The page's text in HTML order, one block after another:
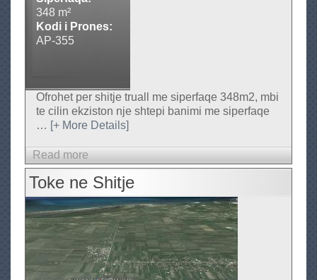
e
b
a
n
a
P
r
e
s
348 m²
Kodi i Prones:
AP-355
Ofrohet per shitje truall me siperfaqe 348m2, mbi
te cilin ekziston nje shtepi banimi me siperfaqe
… [+ More Details]
Read more
b
o
u
t
o
k
Toke ne Shitje